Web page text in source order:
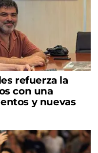
refuerza la
con una
y nuevas